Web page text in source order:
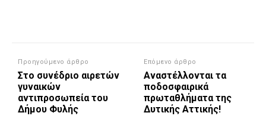
Προηγούμενο άρθρο
Στο συνέδριο αιρετών
γυναικών
αντιπροσωπεία του
Δήμου Φυλής
Επόμενο άρθρο
Αναστέλλονται τα
ποδοσφαιρικά
πρωταθλήματα της
Δυτικής Αττικής!